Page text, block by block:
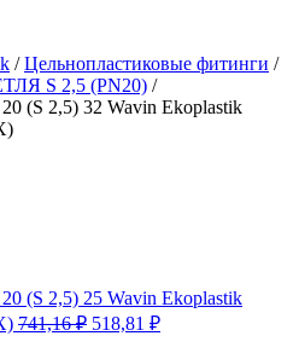
/Цельнопластиковые фитинги /
S 2,5 (PN20) /
(S 2,5) 32 Wavin Ekoplastik
(S 2,5) 25 Wavin Ekoplastik
741,16₽ Первоначальная
518,81 ₽Текущая